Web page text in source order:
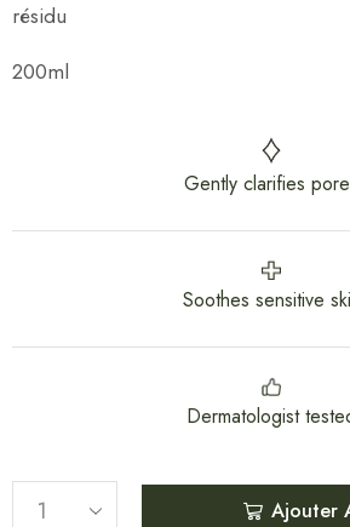
résidu
200ml
Gently clarifies
Soothes sensitive
Dermatologist
Ajouter